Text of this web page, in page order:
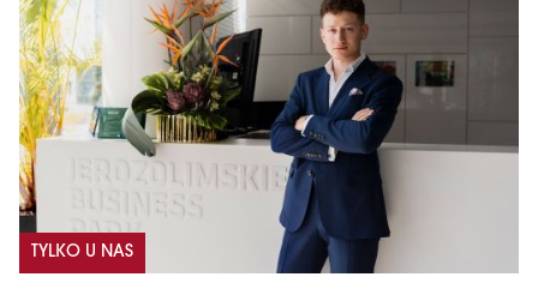
TYLKO U NAS